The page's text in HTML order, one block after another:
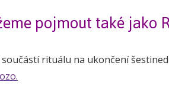
pojmout také jako
součástí rituálu na ukončení